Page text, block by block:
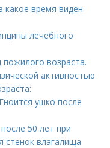
какое время виден
лечебного
возраста.
активностью
ушко после
50 лет при
стенок влагалища